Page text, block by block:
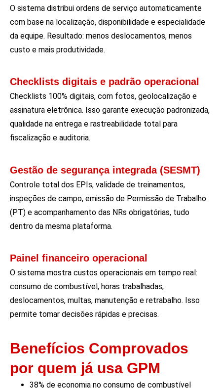
O sistema distribui ordens de serviço automaticamente
com base na localização, disponibilidade e especialidade
da equipe. Resultado: menos deslocamentos, menos
custo e mais produtividade.
Checklists digitais e padrão operacional
Checklists 100% digitais, com fotos, geolocalização e
assinatura eletrônica. Isso garante execução padronizada,
qualidade na entrega e rastreabilidade total para
fiscalização e auditoria.
Gestão de segurança integrada (SESMT)
Controle total dos EPIs, validade de treinamentos,
inspeções de campo, emissão de Permissão de Trabalho
(PT) e acompanhamento das NRs obrigatórias, tudo
dentro da mesma plataforma.
Painel financeiro operacional
O sistema mostra custos operacionais em tempo real:
consumo de combustível, horas trabalhadas,
deslocamentos, multas, manutenção e retrabalho. Isso
permite tomar decisões rápidas e precisas.
Benefícios Comprovados
por quem já usa GPM
38% de economia no consumo de combustível